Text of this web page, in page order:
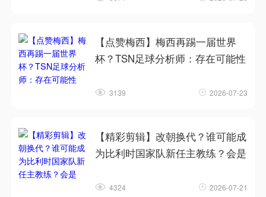
【点赞梅西】梅西再踢一届世界
杯？TSN足球分析师：存在可能性
3139 2026-07-23
【精彩剪辑】改朝换代？谁可能成
为比利时国家队新任主教练？会是
4324 2026-07-21